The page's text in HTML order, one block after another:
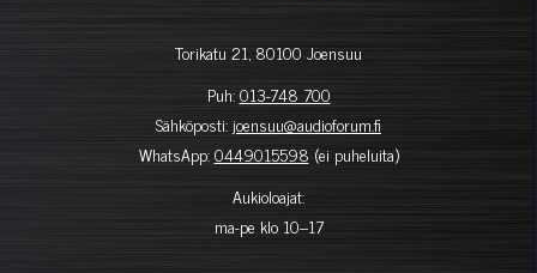
Torikatu 21, 80100 Joensuu
Puh:013-748 700
Sähköposti: joensuu@audioforum.fi
WhatsApp:0449015598 (ei puheluita)
Aukioloajat:
ma-pe klo 10–17